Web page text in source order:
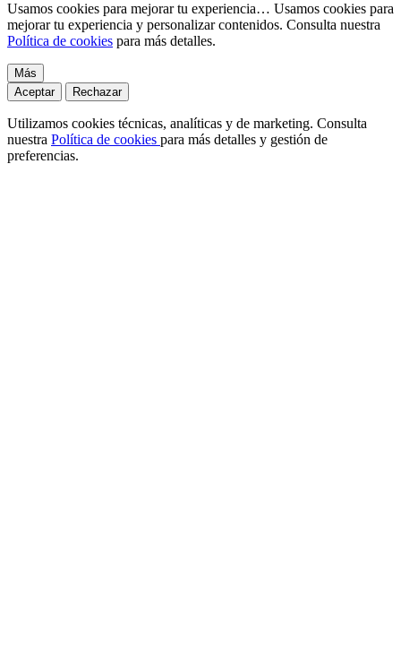
Usamos cookies para mejorar tu experiencia… Usamos cookies para
mejorar tu experiencia y personalizar contenidos. Consulta nuestra
Política de cookies para más detalles.
Más
Aceptar
Rechazar
Utilizamos cookies técnicas, analíticas y de marketing. Consulta
nuestra Política de cookies para más detalles y gestión de
preferencias.